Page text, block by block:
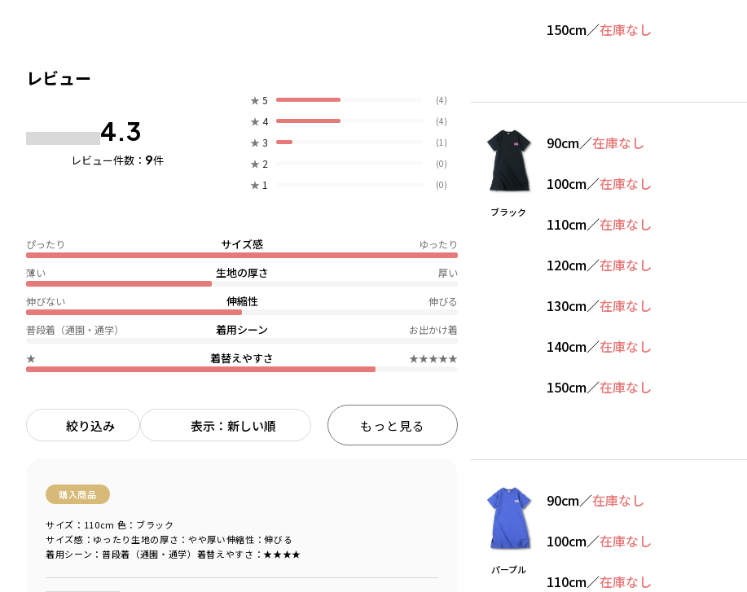
レビュー
4.3
レビュー件数： 9件
★ 5 (4)
★ 4 (4)
★ 3 (1)
★ 2 (0)
★ 1 (0)
サイズ感
ぴったり ゆったり
生地の厚さ
薄い 厚い
伸縮性
伸びない 伸びる
着用シーン
普段着（通園・通学） お出かけ着
着替えやすさ
★ ★★★★★
絞り込み 表示：新しい順 もっと見る
購入商品
サイズ感 ：ゆったり 生地の厚さ ：やや厚い伸縮性 ：伸びる
着用シーン ：普段着（通園・通学） 着替えやすさ ：★★★★
サイズ：110cm 色：ブラック
150cm／在庫なし
ブラック
90cm／在庫なし
100cm／在庫なし
110cm／在庫なし
120cm／在庫なし
130cm／在庫なし
140cm／在庫なし
150cm／在庫なし
パープル
90cm／在庫なし
100cm／在庫なし
110cm／在庫なし